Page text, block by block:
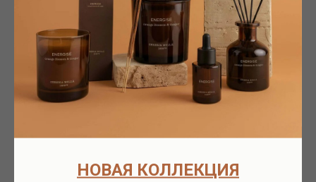
НОВАЯ КОЛЛЕКЦИЯ
Специальная формула, разработанная для лечения и профилактики
возникновению несовершенств и дисбалансов кожи, склонной к акне.
Благодаря антибактериальному действию прополиса крем подавляет рост
микроорганизмов и патогенов, ответственных за функциональные
изменения и воспалительные процессы, восстанавливая баланс
бактериальной микрофлоры. Благодаря вяжущему и кожно-
регулирующему действию, способствует очищению кожи, смягчению
образования комедонов и чрезмерной сальной секреции. Эхинацея
гидролипидную мантию и смягчает кожу. Рекомендовано для
Легкая текстура не утяжеляет, обеспечивает комфортный и приятный
уход. Некомедогенно. Не вызывает угревой сыпи. Без красителей,